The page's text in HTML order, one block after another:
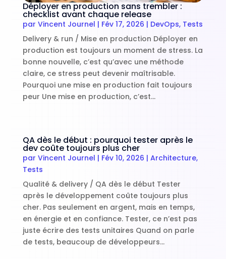
Déployer en production sans trembler :
checklist avant chaque release
par Vincent Journel | Fév 17, 2026 | DevOps, Tests
Delivery & run / Mise en production Déployer en
production est toujours un moment de stress. La
bonne nouvelle, c’est qu’avec une méthode
claire, ce stress peut devenir maîtrisable.
Pourquoi une mise en production fait toujours
peur Une mise en production, c’est...
QA dès le début : pourquoi tester après le
dev coûte toujours plus cher
par Vincent Journel | Fév 10, 2026 | Architecture,
Tests
Qualité & delivery / QA dès le début Tester
après le développement coûte toujours plus
cher. Pas seulement en argent, mais en temps,
en énergie et en confiance. Tester, ce n’est pas
juste écrire des tests unitaires Quand on parle
de tests, beaucoup de développeurs...